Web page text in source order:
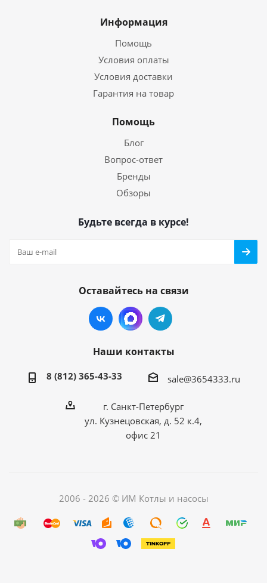
Информация
Помощь
Условия оплаты
Условия доставки
Гарантия на товар
Помощь
Блог
Вопрос-ответ
Бренды
Обзоры
Будьте всегда в курсе!
Оставайтесь на связи
Наши контакты
8 (812) 365-43-33 sale@3654333.ru
г. Санкт-Петербург
ул. Кузнецовская, д. 52 к.4,
офис 21
2006 - 2026 © ИМ Котлы и насосы